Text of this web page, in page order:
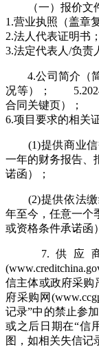
（一）报价文件
1.营业执照（盖章
2.法人代表证明书；
3.法定代表人/负责
4.公司简介（简
况等）； 5.2024
合同关键页）；
6.项目要求的相关
(1)提供商业信
一年的财务报告、
诺函）；
(2)提供依法缴
年至今，任意一个
或资格条件承诺函
7.供应商
信主体或政府采购
府采购网
记录”中的禁止参
或之后日期在“信
图，如相关失信记